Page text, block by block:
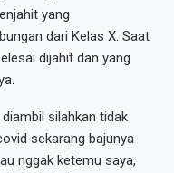
yang
dari Kelas X. Saat
dijahit dan yang
silahkan tidak
sekarang bajunya
nggak ketemu saya,